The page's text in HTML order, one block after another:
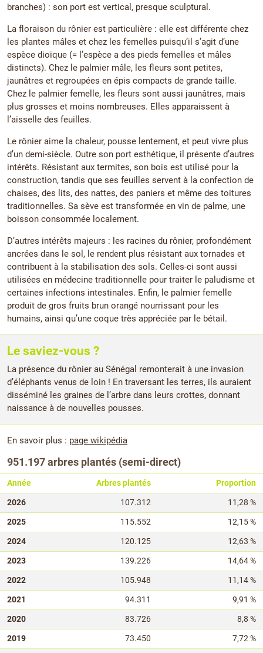
branches) : son port est vertical, presque sculptural.
La floraison du rônier est particulière : elle est différente chez
les plantes mâles et chez les femelles puisqu’il s’agit d’une
espèce dioïque (= l’espèce a des pieds femelles et mâles
distincts). Chez le palmier mâle, les fleurs sont petites,
jaunâtres et regroupées en épis compacts de grande taille.
Chez le palmier femelle, les fleurs sont aussi jaunâtres, mais
plus grosses et moins nombreuses. Elles apparaissent à
l’aisselle des feuilles.
Le rônier aime la chaleur, pousse lentement, et peut vivre plus
d’un demi-siècle. Outre son port esthétique, il présente d’autres
intérêts. Résistant aux termites, son bois est utilisé pour la
construction, tandis que ses feuilles servent à la confection de
chaises, des lits, des nattes, des paniers et même des toitures
traditionnelles. Sa sève est transformée en vin de palme, une
boisson consommée localement.
D’autres intérêts majeurs : les racines du rônier, profondément
ancrées dans le sol, le rendent plus résistant aux tornades et
contribuent à la stabilisation des sols. Celles-ci sont aussi
utilisées en médecine traditionnelle pour traiter le paludisme et
certaines infections intestinales. Enfin, le palmier femelle
produit de gros fruits brun orangé nourrissant pour les
humains, ainsi qu’une coque très appréciée par le bétail.
Le saviez-vous ?
La présence du rônier au Sénégal remonterait à une invasion
d’éléphants venus de loin ! En traversant les terres, ils auraient
disséminé les graines de l’arbre dans leurs crottes, donnant
naissance à de nouvelles pousses.
En savoir plus : page wikipédia
951.197 arbres plantés (semi-direct)
Année Arbres plantés
Proportion
2026
107.312
11,28 %
2025
115.552
12,15 %
2024
120.125
12,63 %
2023
139.226
14,64 %
2022
105.948
11,14 %
2021
94.311
9,91 %
2020
83.726
8,8 %
2019
73.450 7,72 %